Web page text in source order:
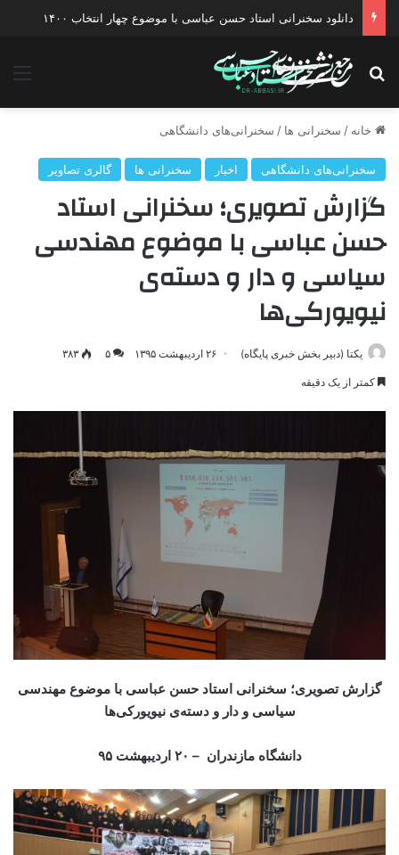
دانلود گفتگو با موضوع جنگ دیپلماتیک آمریکا علیه ایران
جستجو برای
خانه / سخنرانی ها / سخنرانی‌های دانشگاهی
سخنرانی‌های دانشگاهی اخبار سخنرانی ها گالری تصاویر
گزارش تصویری؛ سخنرانی استاد
حسن عباسی با موضوع مهندسی
سیاسی و دار و دسته‌‌ی
نیویورکی‌ها
یکتا (دبیر بخش خبری پایگاه) ۲۶ اردیبهشت ۱۳۹۵ ۵ ۳۸۳
کمتر از یک دقیقه
گزارش تصویری؛ سخنرانی استاد حسن عباسی با موضوع مهندسی
سیاسی و دار و دسته‌‌ی نیویورکی‌ها
دانشگاه مازندران – ۲۰ اردیبهشت ۹۵